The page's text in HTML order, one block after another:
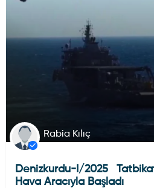
Rabia Kılıç
Denizkurdu-I/2025
Hava Aracıyla Başladı